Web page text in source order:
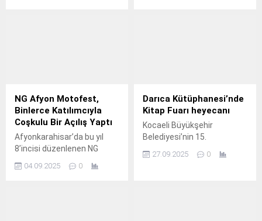
NG Afyon Motofest,
Binlerce Katılımcıyla
Coşkulu Bir Açılış Yaptı
Afyonkarahisar’da bu yıl
8’incisi düzenlenen NG
katılımcının yoğun ilgisiyle
04.09.2025 0
Darıca Kütüphanesi’nde
Kitap Fuarı heyecanı
Kocaeli Büyükşehir
Belediyesi’nin 15.
27.09.2025 0